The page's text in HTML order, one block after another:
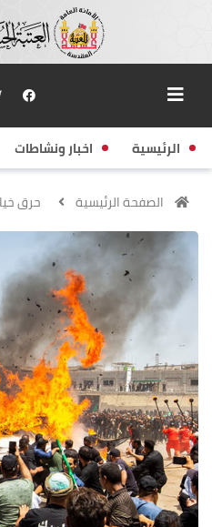
الرئيسية اخبار ونشاطات
الصفحة الرئيسية حرق